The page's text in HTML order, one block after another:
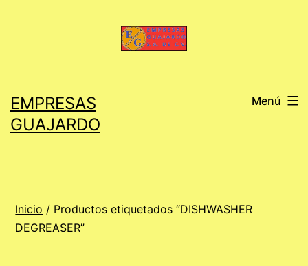
EMPRESAS
GUAJARDO
Menú
Inicio / Productos etiquetados “DISHWASHER
DEGREASER”